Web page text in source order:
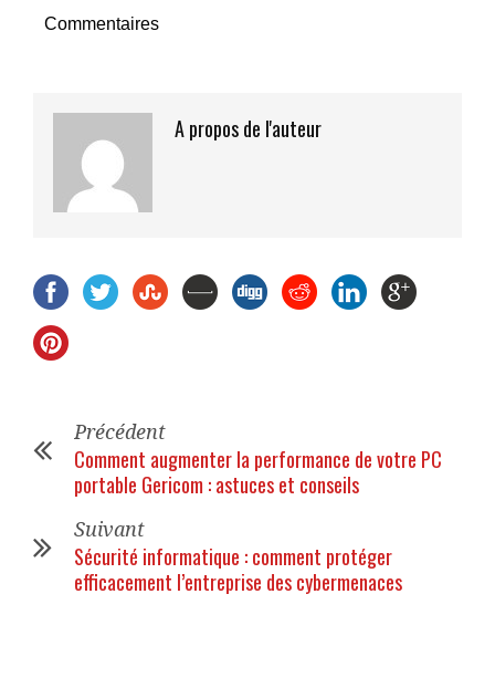
Commentaires
A propos de l'auteur
Précédent
Comment augmenter la performance de votre PC
portable Gericom : astuces et conseils
Suivant
Sécurité informatique : comment protéger
efficacement l’entreprise des cybermenaces